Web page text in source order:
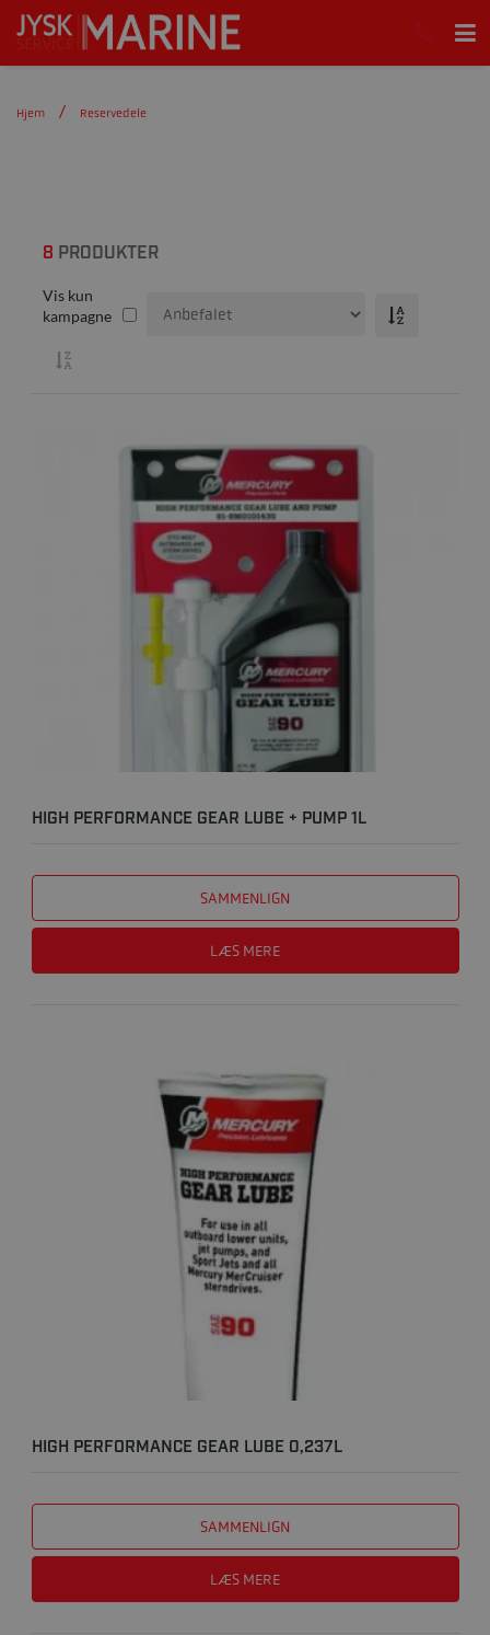
Hjem Reservedele
8 PRODUKTER
Vis kun
kampagne
HIGH PERFORMANCE GEAR LUBE + PUMP 1L
SAMMENLIGN
LÆS MERE
HIGH PERFORMANCE GEAR LUBE 0,237L
SAMMENLIGN
LÆS MERE